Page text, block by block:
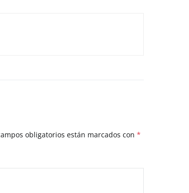
obligatorios están marcados con *